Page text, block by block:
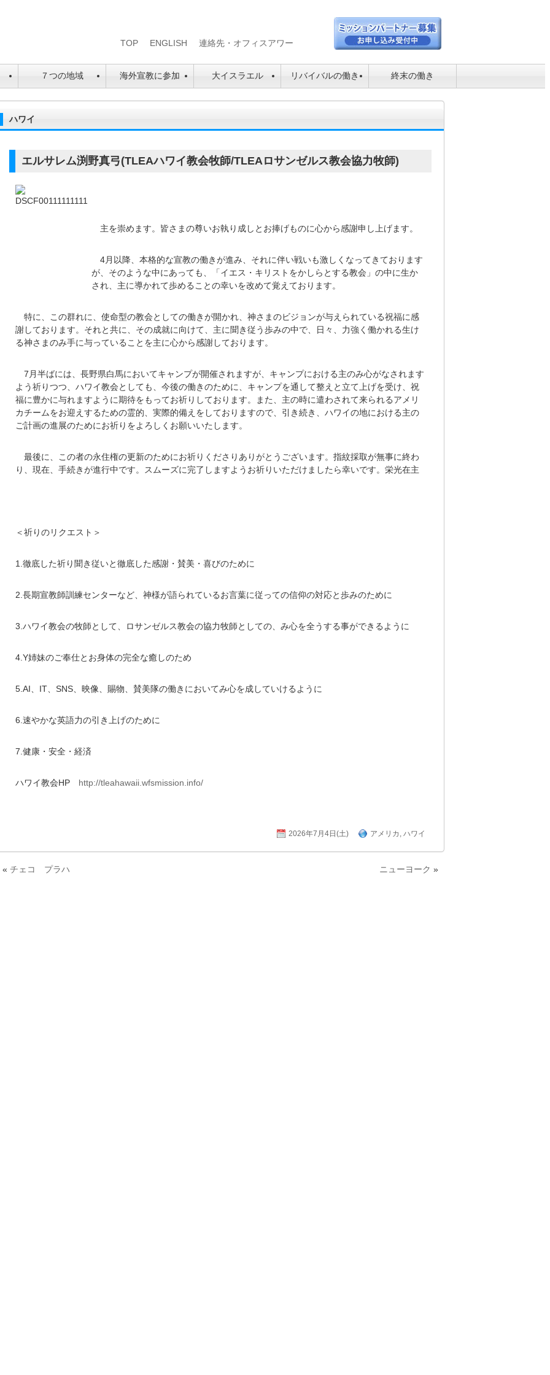
TOP ENGLISH 連絡先・オフィスアワー
７つの地域 海外宣教に参加 大イスラエル リバイバルの働き 終末の働き
ハワイ
エルサレム渕野真弓(TLEAハワイ教会牧師/TLEAロサンゼルス教会協力牧師)
主を崇めます。皆さまの尊いお執り成しとお捧げものに心から感謝申し上げます。
4月以降、本格的な宣教の働きが進み、それに伴い戦いも激しくなってきております
が、そのような中にあっても、「イエス・キリストをかしらとする教会」の中に生か
され、主に導かれて歩めることの幸いを改めて覚えております。
特に、この群れに、使命型の教会としての働きが開かれ、神さまのビジョンが与えられている祝福に感
謝しております。それと共に、その成就に向けて、主に聞き従う歩みの中で、日々、力強く働かれる生け
る神さまのみ手に与っていることを主に心から感謝しております。
7月半ばには、長野県白馬においてキャンプが開催されますが、キャンプにおける主のみ心がなされます
よう祈りつつ、ハワイ教会としても、今後の働きのために、キャンプを通して整えと立て上げを受け、祝
福に豊かに与れますように期待をもってお祈りしております。また、主の時に遣わされて来られるアメリ
カチームをお迎えするための霊的、実際的備えをしておりますので、引き続き、ハワイの地における主の
ご計画の進展のためにお祈りをよろしくお願いいたします。
最後に、この者の永住権の更新のためにお祈りくださりありがとうございます。指紋採取が無事に終わ
り、現在、手続きが進行中です。スムーズに完了しますようお祈りいただけましたら幸いです。栄光在主
＜祈りのリクエスト＞
1.徹底した祈り聞き従いと徹底した感謝・賛美・喜びのために
2.長期宣教師訓練センターなど、神様が語られているお言葉に従っての信仰の対応と歩みのために
3.ハワイ教会の牧師として、ロサンゼルス教会の協力牧師としての、み心を全うする事ができるように
4.Y姉妹のご奉仕とお身体の完全な癒しのため
5.AI、IT、SNS、映像、賜物、賛美隊の働きにおいてみ心を成していけるように
6.速やかな英語力の引き上げのために
7.健康・安全・経済
ハワイ教会HP http://tleahawaii.wfsmission.info/
2026年7月4日(土) アメリカ , ハワイ
« チェコ プラハ ニューヨーク »